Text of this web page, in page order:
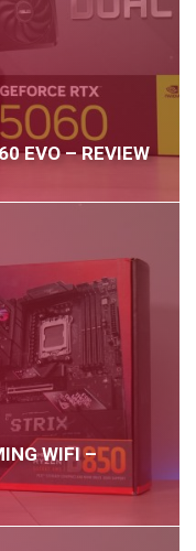
EVO – REVIEW
WIFI –